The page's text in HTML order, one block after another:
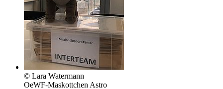
© Lara Watermann
OeWF-Maskottchen Astro